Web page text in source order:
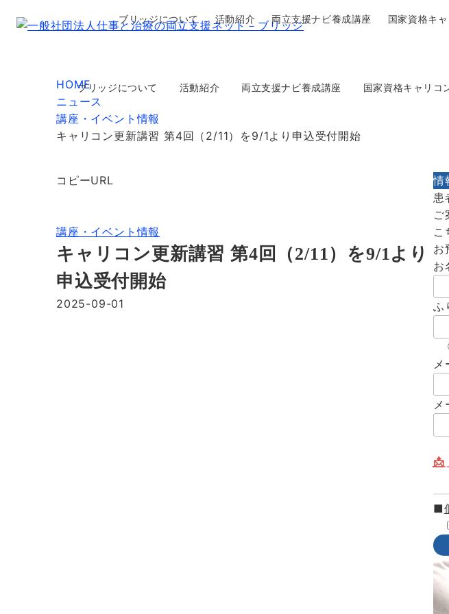
ブリッジについて 活動紹介 両立支援ナビ養成講座 国家資格キャリコ
ブリッジについて 活動紹介 両立支援ナビ養成講座 国家資格キ
HOME
ニュース
講座・イベント情報
キャリコン更新講習 第4回（2/11）を9/1より申込受付開始
コピーURL
講座・イベント情報
キャリコン更新講習 第4回（2/11）を9/1より
申込受付開始
2025-09-01
情
患
ご
こ
お
お
ふ
メ
メ
📩
■